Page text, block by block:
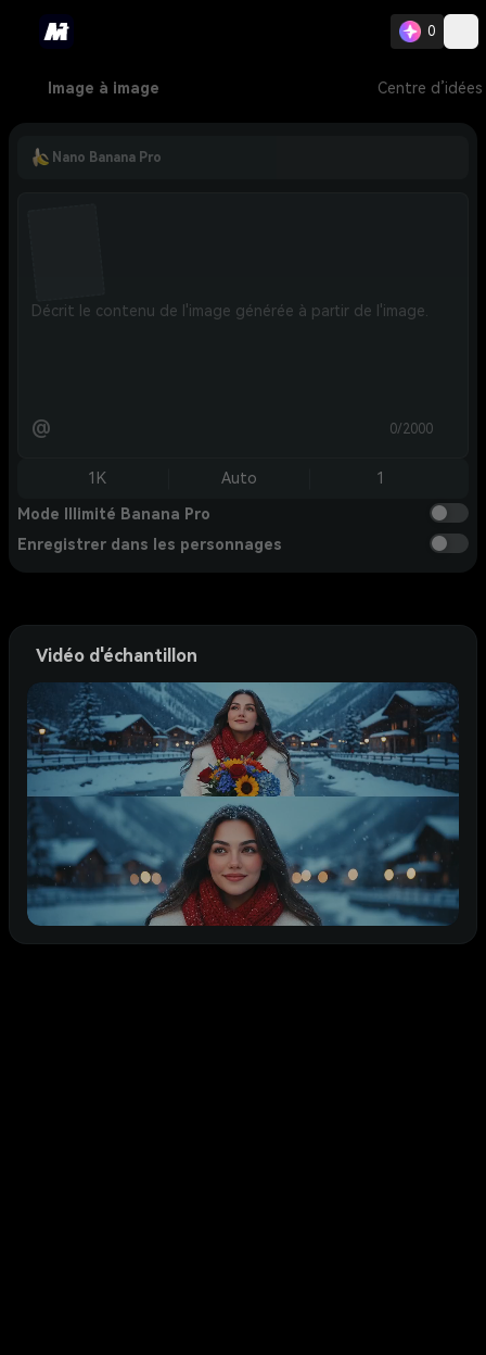
0
Image à image Centre d’idées
Nano Banana Pro
@ 0/2000
1K Auto 1
Mode Illimité Banana Pro
Enregistrer dans les personnages
Vidéo d'échantillon